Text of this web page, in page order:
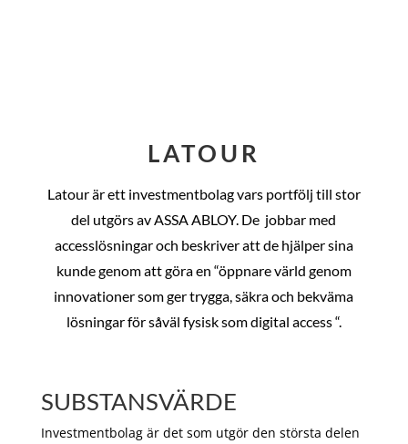
LATOUR
Latour är ett investmentbolag vars portfölj till stor
del utgörs av ASSA ABLOY. De jobbar med
accesslösningar och beskriver att de hjälper sina
kunde genom att göra en “öppnare värld genom
innovationer som ger trygga, säkra och bekväma
lösningar för såväl fysisk som digital access “.
SUBSTANSVÄRDE
Investmentbolag är det som utgör den största delen